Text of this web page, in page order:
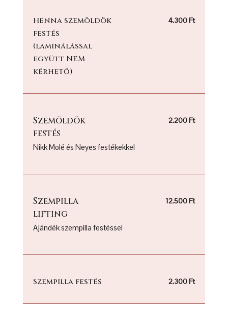
Henna szemöldök
festés
(laminálással
együtt NEM
kérhető)
4.300 Ft
Szemöldök
festés
2.200 Ft
Nikk Molé és Neyes festékekkel
Szempilla
lifting
12.500 Ft
Ajándék szempilla festéssel
Szempilla festés 2.300 Ft